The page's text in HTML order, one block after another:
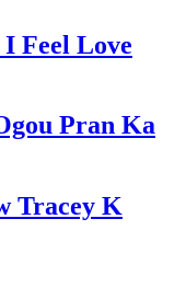
Feel Love
Pran Ka
Tracey K